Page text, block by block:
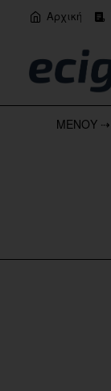
Αρχική
ΜΕΝΟΥ ⇢